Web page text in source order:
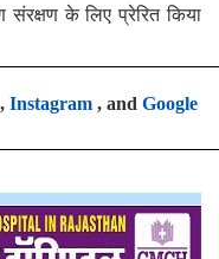
संरक्षण के लिए प्रेरित किया
Instagram, and Google